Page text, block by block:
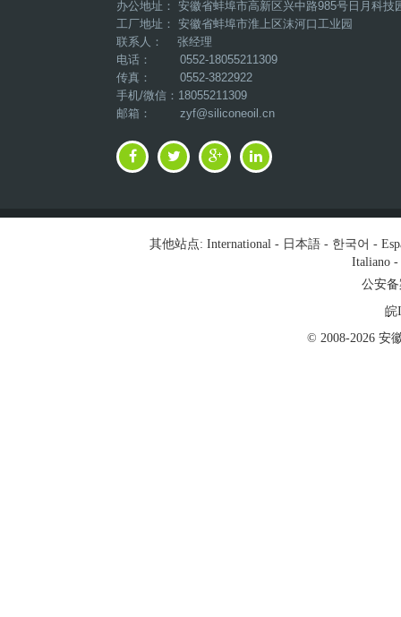
办公地址： 安徽省蚌埠市高新区兴中路985号日月科技
工厂地址： 安徽省蚌埠市淮上区沫河口工业园
联系人： 张经理
电话： 0552-18055211309
传真： 0552-3822922
手机/微信：18055211309
邮箱： zyf@siliconeoil.cn
其他站点: International- 日本語- 한국어 -
Italiano-
公安备
皖
© 2008-2026 安